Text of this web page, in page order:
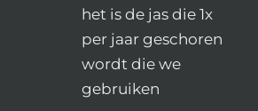
het is de jas die 1x
per jaar geschoren
wordt die we
gebruiken